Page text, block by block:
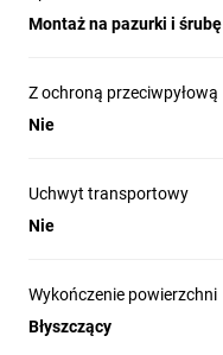
Montaż na pazurki i śrubę
Z ochroną przeciwpyłową
Nie
Uchwyt transportowy
Nie
Wykończenie powierzchni
Błyszczący